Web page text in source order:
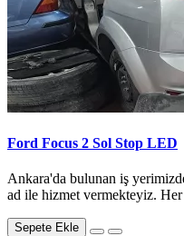
Ford Focus 2 Sol Stop LED
Ankara'da bulunan iş
ad ile hizmet vermekteyiz. Her
Sepete Ekle